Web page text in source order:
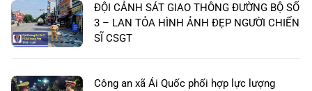
ĐỘI CẢNH SÁT GIAO THÔNG ĐƯỜNG BỘ SỐ
3 – LAN TỎA HÌNH ẢNH ĐẸP NGƯỜI CHIẾN
SĨ CSGT
Công an xã Ái Quốc phối hợp lực lượng